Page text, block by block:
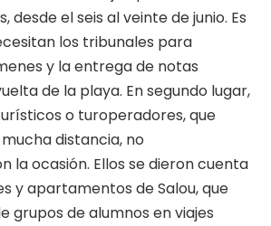
desde el seis al veinte de junio. Es
los tribunales para
y la entrega de notas
de la playa. En segundo lugar,
o turoperadores, que
distancia, no
la ocasión. Ellos se dieron cuenta
y apartamentos de Salou, que
grupos de alumnos en viajes